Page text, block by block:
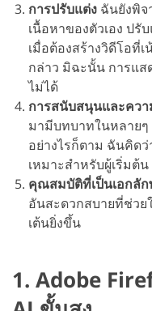
การปรับแต่ง ฉันยังพิ
เนื้อหาของตัวเอง ปรั
เมื่อต้องสร้างวิดีโอที่
กล่าว มิฉะนั้น การแส
ไม่ได้
การสนับสนุนและคว
มามีบทบาทในหลายๆ
อย่างไรก็ตาม ฉันคิด
เหมาะสำหรับผู้เริ่มต้
คุณสมบัติที่เป็นเอกลั
อันสะดวกสบายที่ช่วย
เต้นยิ่งขึ้น
1. Adobe